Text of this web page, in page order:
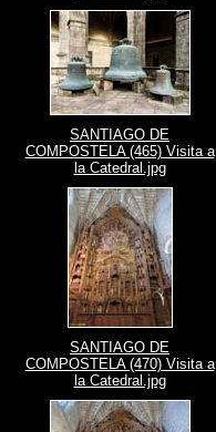
SANTIAGO DE
COMPOSTELA (465) Visita a
la Catedral.jpg
SANTIAGO DE
COMPOSTELA (470) Visita a
la Catedral.jpg